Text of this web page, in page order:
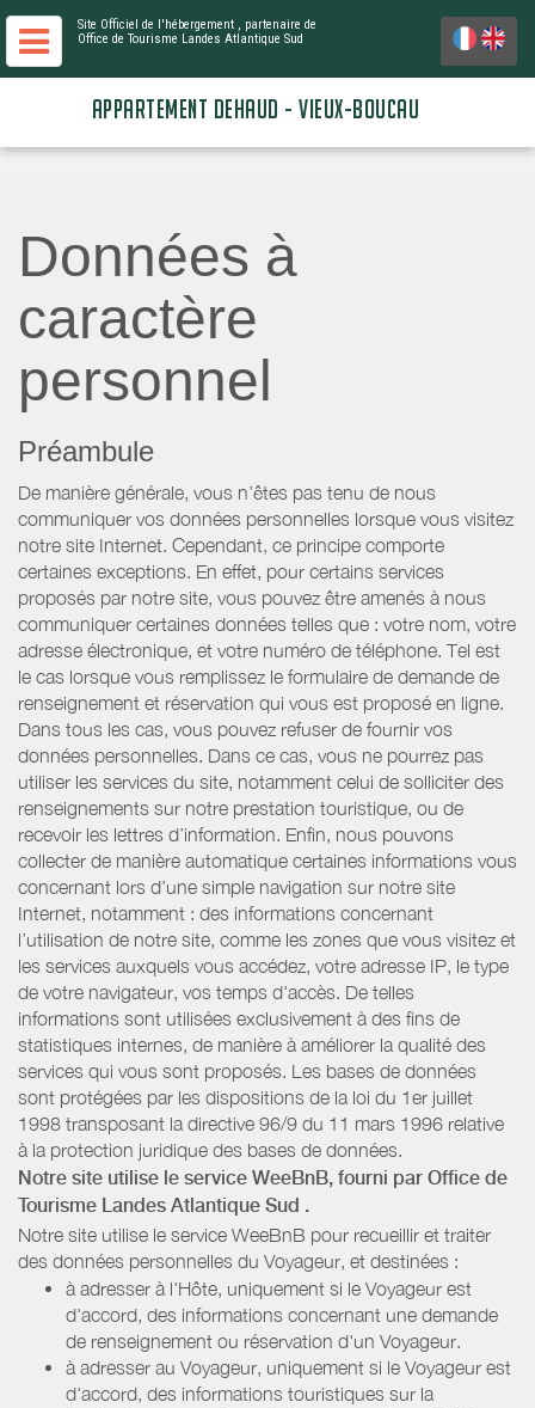
Site Officiel de l'hébergement , partenaire de
Office de Tourisme Landes Atlantique Sud
APPARTEMENT DEHAUD - VIEUX-BOUCAU
Données à
caractère
personnel
Préambule
De manière générale, vous n’êtes pas tenu de nous
communiquer vos données personnelles lorsque vous visitez
notre site Internet. Cependant, ce principe comporte
certaines exceptions. En effet, pour certains services
proposés par notre site, vous pouvez être amenés à nous
communiquer certaines données telles que : votre nom, votre
adresse électronique, et votre numéro de téléphone. Tel est
le cas lorsque vous remplissez le formulaire de demande de
renseignement et réservation qui vous est proposé en ligne.
Dans tous les cas, vous pouvez refuser de fournir vos
données personnelles. Dans ce cas, vous ne pourrez pas
utiliser les services du site, notamment celui de solliciter des
renseignements sur notre prestation touristique, ou de
recevoir les lettres d’information. Enfin, nous pouvons
collecter de manière automatique certaines informations vous
concernant lors d’une simple navigation sur notre site
Internet, notamment : des informations concernant
l’utilisation de notre site, comme les zones que vous visitez et
les services auxquels vous accédez, votre adresse IP, le type
de votre navigateur, vos temps d'accès. De telles
informations sont utilisées exclusivement à des fins de
statistiques internes, de manière à améliorer la qualité des
services qui vous sont proposés. Les bases de données
sont protégées par les dispositions de la loi du 1er juillet
1998 transposant la directive 96/9 du 11 mars 1996 relative
à la protection juridique des bases de données.
Notre site utilise le service WeeBnB, fourni par Office de
Tourisme Landes Atlantique Sud .
Notre site utilise le service WeeBnB pour recueillir et traiter
des données personnelles du Voyageur, et destinées :
à adresser à l'Hôte, uniquement si le Voyageur est
d'accord, des informations concernant une demande
de renseignement ou réservation d'un Voyageur.
à adresser au Voyageur, uniquement si le Voyageur est
d'accord, des informations touristiques sur la